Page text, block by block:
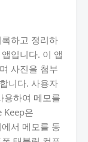
하고 정리하
입니다. 이 앱
사진을 첨부
니다. 사용자
용하여 메모를
Keep은
서 메모를 동